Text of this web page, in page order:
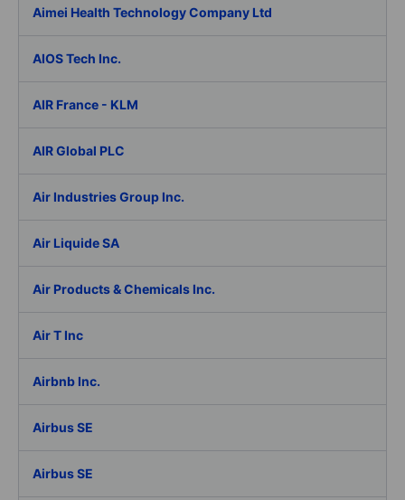
Aimei Health Technology Company Ltd
AIOS Tech Inc.
AIR France - KLM
AIR Global PLC
Air Industries Group Inc.
Air Liquide SA
Air Products & Chemicals Inc.
Air T Inc
Airbnb Inc.
Airbus SE
Airbus SE